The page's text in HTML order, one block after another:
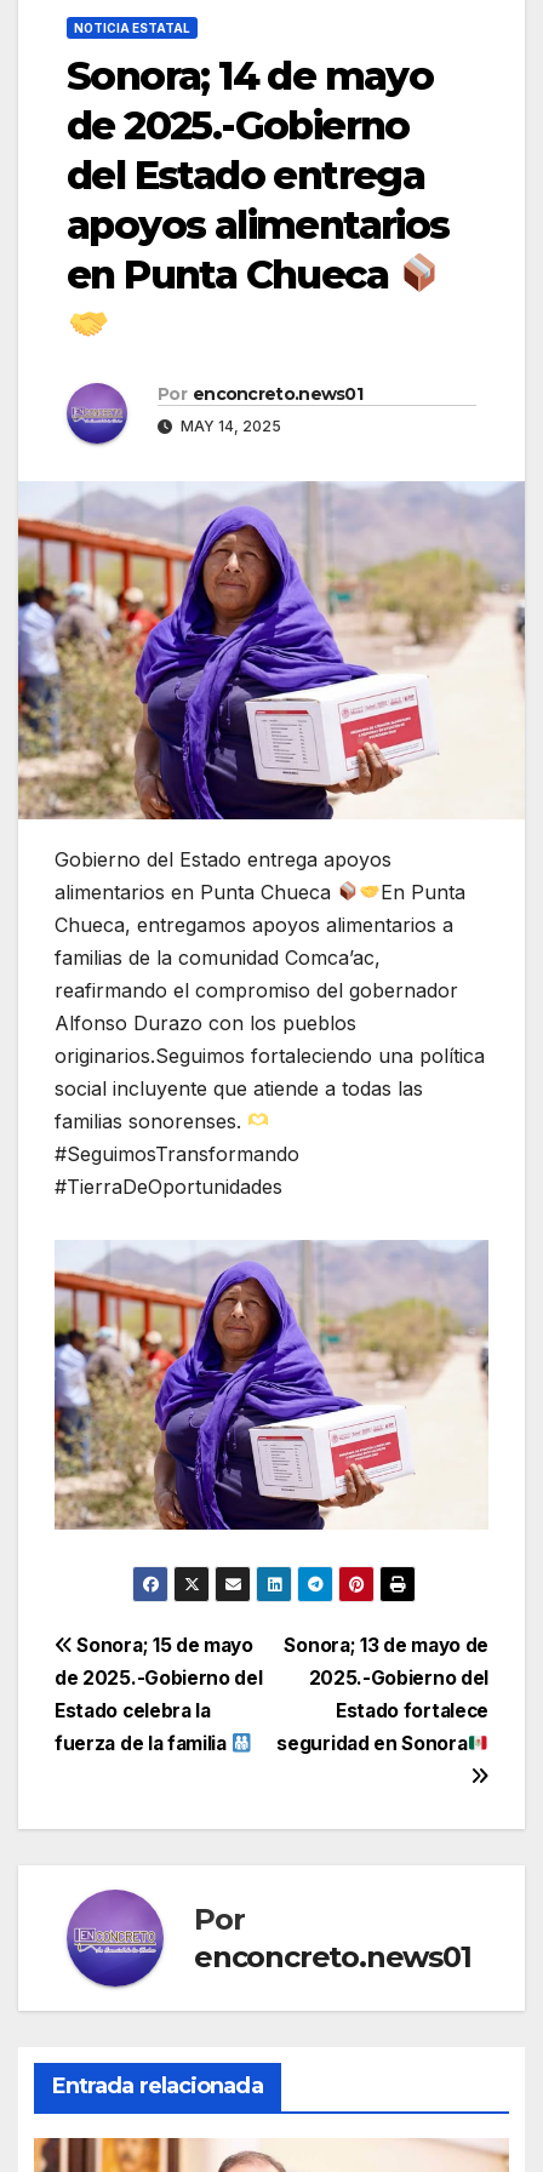
NOTICIA ESTATAL
Sonora; 14 de mayo
de 2025.-Gobierno
del Estado entrega
apoyos alimentarios
en Punta Chueca
Por enconcreto.news01
MAY 14, 2025
Gobierno del Estado entrega apoyos
alimentarios en Punta Chueca
En Punta
Chueca, entregamos apoyos alimentarios a
familias de la comunidad Comca’ac,
reafirmando el compromiso del gobernador
Alfonso Durazo con los pueblos
originarios.Seguimos fortaleciendo una política
social incluyente que atiende a todas las
familias sonorenses.
#SeguimosTransformando
#TierraDeOportunidades
Navegación
de
entradas
Sonora; 13 de mayo de
2025.-Gobierno del
Estado fortalece
seguridad en Sonora
Sonora; 15 de mayo
de 2025.-Gobierno del
Estado celebra la
fuerza de la familia
Por
enconcreto.news01
Entrada relacionada